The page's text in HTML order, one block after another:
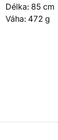
Délka: 85 cm
Váha: 472 g